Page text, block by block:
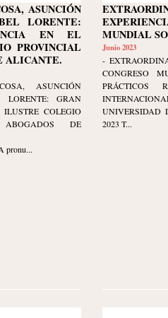
ASUNCIÓN
LORENTE:
EN EL
PROVINCIAL
ALICANTE.
ASUNCIÓN
GRAN
COLEGIO
DE
pronu...
MUNDIAL
Junio 2023
-
CONGRESO
PRÁCTICOS
UNIVERSIDAD
2023 T...